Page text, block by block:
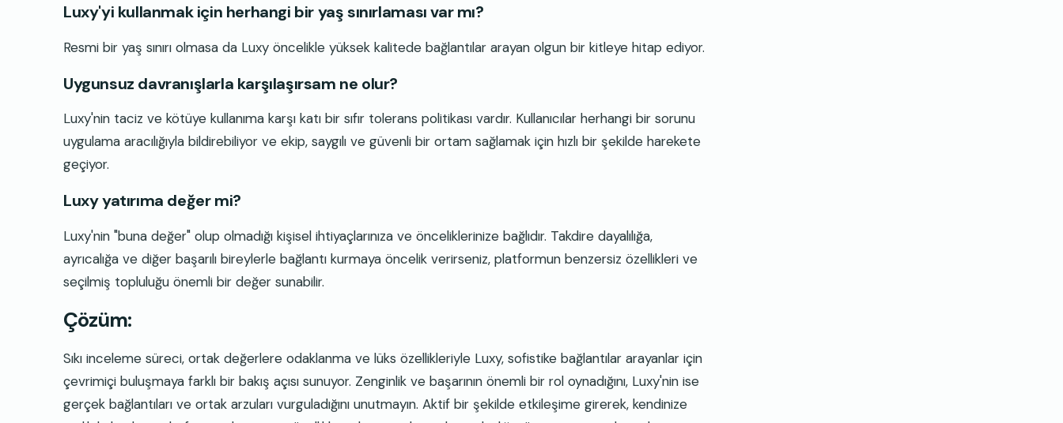
Luxy'yi kullanmak için herhangi bir yaş sınırlaması var mı?
Resmi bir yaş sınırı olmasa da Luxy öncelikle yüksek kalitede bağlantılar arayan olgun bir kitleye hitap ediyor.
Uygunsuz davranışlarla karşılaşırsam ne olur?
Luxy'nin taciz ve kötüye kullanıma karşı katı bir sıfır tolerans politikası vardır. Kullanıcılar herhangi bir sorunu
uygulama aracılığıyla bildirebiliyor ve ekip, saygılı ve güvenli bir ortam sağlamak için hızlı bir şekilde harekete
geçiyor.
Luxy yatırıma değer mi?
Luxy'nin "buna değer" olup olmadığı kişisel ihtiyaçlarınıza ve önceliklerinize bağlıdır. Takdire dayalılığa,
ayrıcalığa ve diğer başarılı bireylerle bağlantı kurmaya öncelik verirseniz, platformun benzersiz özellikleri ve
seçilmiş topluluğu önemli bir değer sunabilir.
Çözüm:
Sıkı inceleme süreci, ortak değerlere odaklanma ve lüks özellikleriyle Luxy, sofistike bağlantılar arayanlar için
çevrimiçi buluşmaya farklı bir bakış açısı sunuyor. Zenginlik ve başarının önemli bir rol oynadığını, Luxy'nin ise
gerçek bağlantıları ve ortak arzuları vurguladığını unutmayın. Aktif bir şekilde etkileşime girerek, kendinize